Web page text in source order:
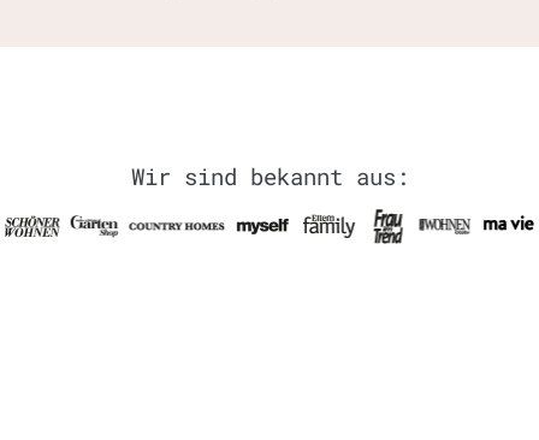
Wir sind bekannt aus: